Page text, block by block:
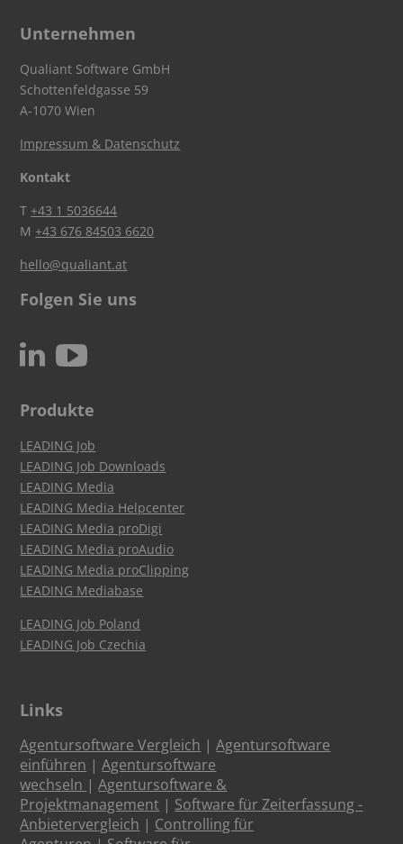
Unternehmen
Qualiant Software GmbH
Schottenfeldgasse 59
A-1070 Wien
Impressum & Datenschutz
Kontakt
T+43 1 5036644
M+43 676 84503 6620
hello@qualiant.at
Folgen Sie uns
N c
Produkte
LEADING Job
LEADING Job Downloads
LEADING Media
LEADING Media Helpcenter
LEADING Media proDigi
LEADING Media proAudio
LEADING Media proClipping
LEADING Mediabase
LEADING Job Poland
LEADING Job Czechia
Links
Agentursoftware Vergleich |Agentursoftware
einführen |Agentursoftware
wechseln |Agentursoftware &
Projektmanagement | Software für Zeiterfassung -
Anbietervergleich | Controlling für